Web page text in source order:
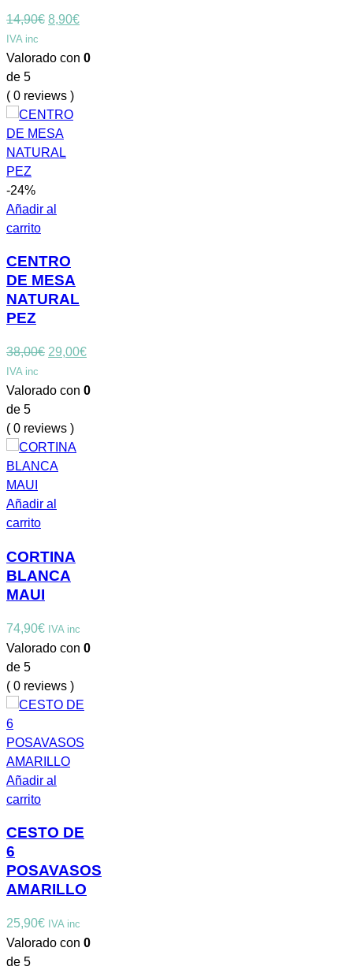
14,90€ El
original
14,90€.
8,90€El
actual
IVA inc
Valorado con 0
de 5
( 0 reviews )
-24%
Añadir al
carrito
CENTRO
DE MESA
NATURAL
PEZ
38,00€ El
original
38,00€.
29,00€El
actual
IVA inc
Valorado con 0
de 5
( 0 reviews )
Añadir al
carrito
CORTINA
BLANCA
MAUI
74,90€ IVA inc
Valorado con 0
de 5
( 0 reviews )
Añadir al
carrito
CESTO DE
6
POSAVASOS
AMARILLO
25,90€ IVA inc
Valorado con 0
de 5